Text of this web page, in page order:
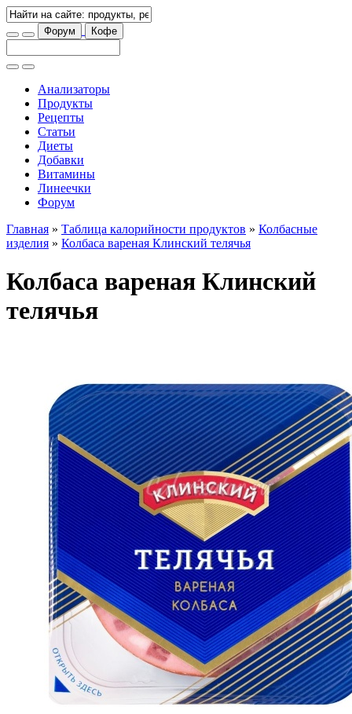
Форум Кофе
Анализаторы
Продукты
Рецепты
Статьи
Диеты
Добавки
Витамины
Линеечки
Форум
Главная » Таблица калорийности продуктов » Колбасные
изделия » Колбаса вареная Клинский телячья
Колбаса вареная Клинский
телячья